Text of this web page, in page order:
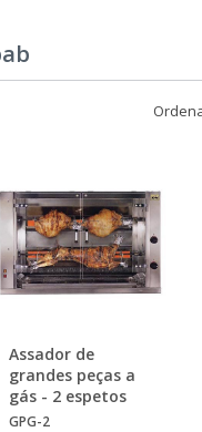
Assador de
grandes peças a
gás - 2 espetos
GPG-2